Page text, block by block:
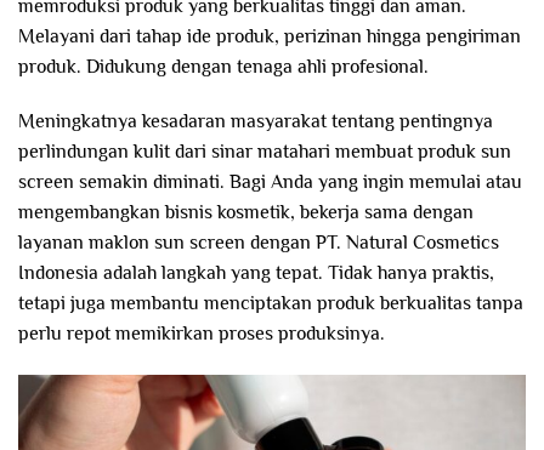
memroduksi produk yang berkualitas tinggi dan aman.
Melayani dari tahap ide produk, perizinan hingga pengiriman
produk. Didukung dengan tenaga ahli profesional.
Meningkatnya kesadaran masyarakat tentang pentingnya
perlindungan kulit dari sinar matahari membuat produk sun
screen semakin diminati. Bagi Anda yang ingin memulai atau
mengembangkan bisnis kosmetik, bekerja sama dengan
layanan maklon sun screen dengan PT. Natural Cosmetics
Indonesia adalah langkah yang tepat. Tidak hanya praktis,
tetapi juga membantu menciptakan produk berkualitas tanpa
perlu repot memikirkan proses produksinya.